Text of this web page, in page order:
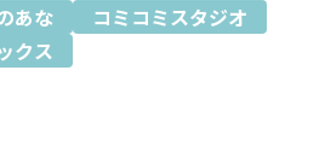
あな
コミコミスタジオ
クス